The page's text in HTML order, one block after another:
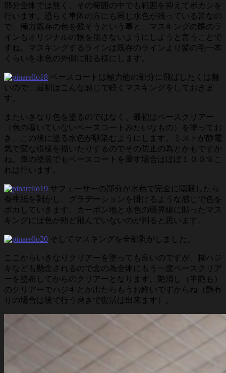
部分全体では無く、その範囲の中でも範囲を抑えてボカシを
行います。恐らく車体の方にも同じ水色が残っている筈なの
で、極力既存の色を残そうという事と、マスキングの際のラ
インもオリジナルの物を崩さないようにしようと言うことで
すね。マスキングするラインは既存のラインより髪の毛一本
くらいを水色の外側に貼る様にします。
ベースコートは極力他の部分に飛ばしたくは無
いので、最初はこんな感じで軽くマスキングをしておきま
す。
またいきなり色を塗るのではなく、最初はベースクリアー
（色の着いていないベースコートみたいなもの）を塗ってお
き、この後に塗る水色が馴染むようにします。ミストが静電
気で変な模様を描いたりするのでその防止の為とかもですか
ね。車の塗装でもベースコートを暈す場合はほぼ１００％こ
れは行います。
サフェーサーの部分が水色で完全に隠蔽したら
養生紙を剥がし、グラデーションを掛けるような感じで色を
ボカしていきます。カーボン地と水色の境界線に貼ったマス
キングには色が殆ど飛んでいないのが判ると思います。
そしてマスキングを全部剥がしました。
ここからいきなりクリアーを塗っても良いのですが、糊ハジ
キなども懸念されるので念の為全体にもう一度ベースクリア
ーを塗布してからのクリアーとなります。艶消し（半艶も）
のクリアーでハジキとか出たらもうお終いですからね（艶有
りの場合は後で行う磨きで復活は出来ます）。